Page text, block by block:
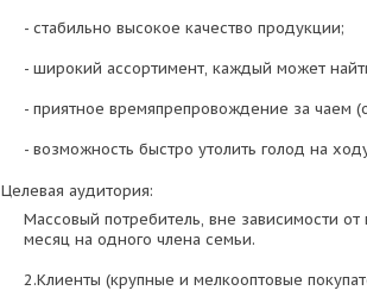
- стабильно высокое качество продукции;
- широкий ассортимент, каждый может
- приятное времяпрепровождение за чаем
- возможность быстро утолить голод на
Целевая аудитория:
Массовый потребитель, вне зависимости
месяц на одного члена семьи.
2.Клиенты (крупные и мелкооптовые